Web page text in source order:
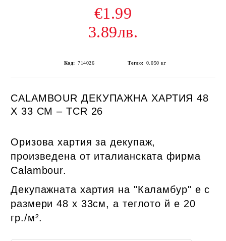
€1.99
3.89лв.
Код: 714026 Тегло: 0.050 кг
CALAMBOUR ДЕКУПАЖНА ХАРТИЯ 48
Х 33 СМ – TCR 26
Оризова хартия за декупаж,
произведена от италианската фирма
Calambour.
Декупажната хартия на "Каламбур" е с
размери 48 х 33см, а теглото й е 20
гр./м².